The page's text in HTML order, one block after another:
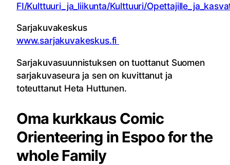
FI/Kulttuuri_ja_liikunta/Kulttuuri/
Sarjakuvakeskus
www.sarjakuvakeskus.fi
Sarjakuvasuunnistuksen on tuottanut Suomen
sarjakuvaseura ja sen on kuvittanut ja
toteuttanut Heta Huttunen.
Oma kurkkaus Comic
Orienteering in Espoo for the
whole Family